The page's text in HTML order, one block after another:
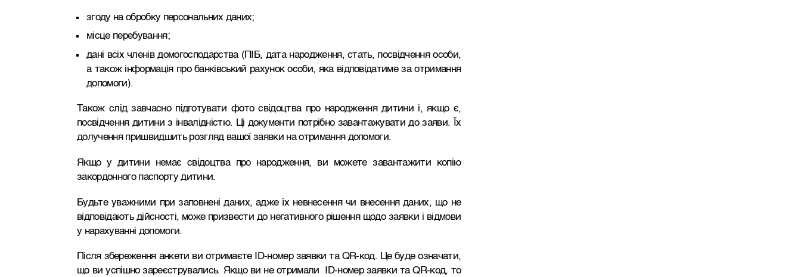
згоду на обробку персональних даних;
місце перебування;
дані всіх членів домогосподарства (ПІБ, дата народження, стать, посвідчення особи,
а також інформація про банківський рахунок особи, яка відповідатиме за отримання
допомоги).
Також слід завчасно підготувати фото свідоцтва про народження дитини і, якщо є,
посвідчення дитини з інвалідністю. Ці документи потрібно завантажувати до заяви. Їх
долучення пришвидшить розгляд вашої заявки на отримання допомоги.
Якщо у дитини немає свідоцтва про народження, ви можете завантажити копію
закордонного паспорту дитини.
Будьте уважними при заповнені даних, адже їх невнесення чи внесення даних, що не
відповідають дійсності, може призвести до негативного рішення щодо заявки і відмови
у нарахуванні допомоги.
Після збереження анкети ви отримаєте ID-номер заявки та QR-код. Це буде означати,
що ви успішно зареєструвались. Якщо ви не отримали ID-номер заявки та QR-код, то